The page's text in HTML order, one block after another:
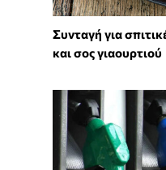
Συνταγή για
και σος γιαουρτιού